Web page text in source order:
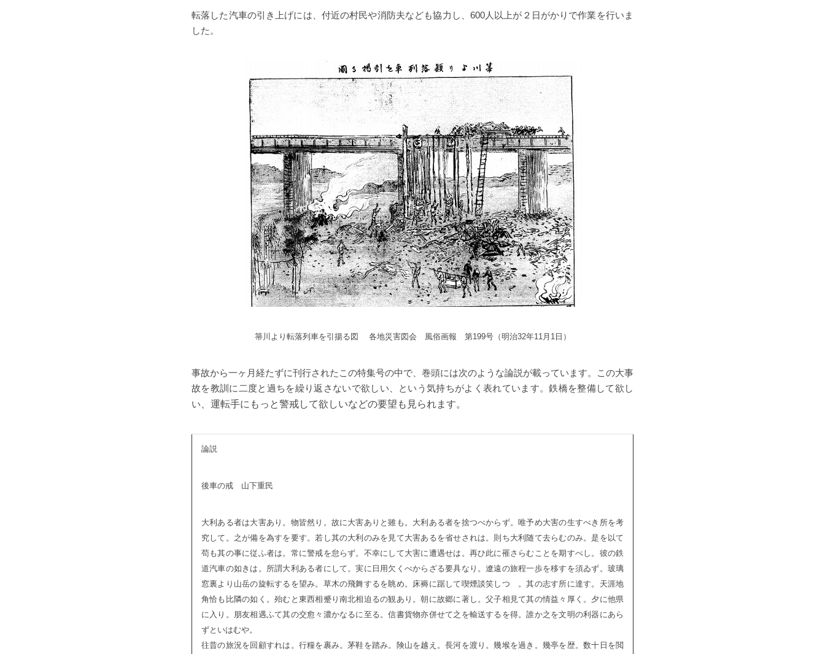
転落した汽車の引き上げには、付近の村民や消防夫なども協力し、 600人以上が２日がかりで作業を行いま
した。
箒川より転落列車を引揚る図 各地災害図会 風俗画報 第199号（明治32年11月1日）
事故から一ヶ月経たずに刊行されたこの特集号の中で、巻頭には次のような論説が載っています。この大事
故を教訓に二度と過ちを繰り返さないで欲しい、という気持ちがよく表れています。鉄橋を整備して欲し
い 、運転手にもっと警戒して欲しいなどの要望も見られます。
論説
後車の戒 山下重民
大利ある者は大害あり。物皆然り。故に大害ありと雖も。大利ある者を捨つべからず。唯予め大害の生すべき所を考
究して。之が備を為すを要す。若し其の大利のみを見て大害あるを省せされは。則ち大利随て去らむのみ。是を以て
苟も其の事に従ふ者は。常に警戒を怠らず。不幸にして大害に遭遇せは。再ひ此に罹さらむことを期すべし。彼の鉄
道汽車の如きは。所謂大利ある者にして。実に日用欠くべからざる要具なり。遼遠の旅程一歩を移すを須ゐず。玻璃
窓裏より山岳の旋転するを望み。草木の飛舞するを眺め。床褥に踞して喫煙談笑しつゝ。其の志す所に達す。天涯地
角恰も比隣の如く。殆むと東西相蹙り南北相迫るの観あり。朝に故郷に著し。父子相見て其の情益々厚く。夕に他県
に入り。朋友相遇ふて其の交愈々濃かなるに至る。信書貨物亦併せて之を輸送するを得。誰か之を文明の利器にあら
ずといはむや。
往昔の旅況を回顧すれは。行糧を裹み。茅鞋を踏み。険山を越え。長河を渡り。幾堠を過き。幾亭を歴。数十日を閲